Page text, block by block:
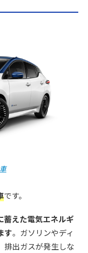
です。
蓄えた電気エネルギ
す。ガソリンやディ
排出ガスが発生しな